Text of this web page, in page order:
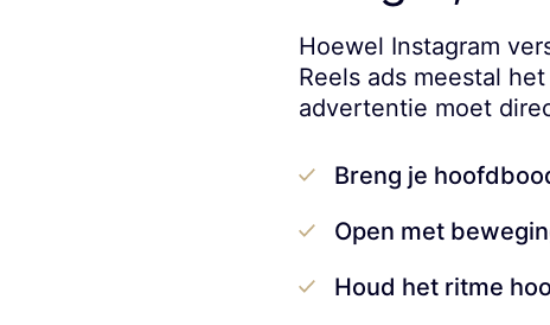
Hoewel Instagram
Reels ads meestal
advertentie moet
Breng je
Open met
Houd het ritme